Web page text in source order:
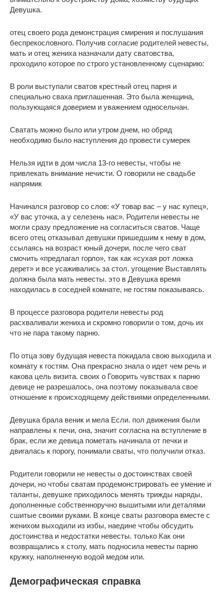
Девушка.
отец своего рода демонстрация смирения и послушания
беспрекословного. Получив согласие родителей невесты,
мать и отец жениха назначали дату сватовства,
проходило которое по строго установленному сценарию:
В роли выступали сватов крестный отец парня и
специально сваха приглашенная. Это была женщина,
пользующаяся доверием и уважением односельчан.
Сватать можно было или утром днем, но обряд
необходимо было наступления до провести сумерек
Нельзя идти в дом числа 13-го невесты, чтобы не
привлекать внимание нечисти. О говорили не свадьбе
напрямик
Начинался разговор со слов: «У товар вас – у нас купец»,
«У вас уточка, а у селезень нас». Родители невесты не
могли сразу предложение на согласиться сватов. Чаще
всего отец отказывал девушки пришедшим к нему в дом,
ссылаясь на возраст юный дочери, после чего сват
смочить «предлагал горло», так как «сухая рот ложка
дерет» и все усаживались за стол. угощение Выставлять
должна была мать невесты. это в Девушка время
находилась в соседней комнате, не гостям показываясь.
В процессе разговора родители невесты род
расхваливали жениха и скромно говорили о том, дочь их
что не пара такому парню.
По отца зову будущая невеста покидала свою выходила и
комнату к гостям. Она прекрасно знала о идет чем речь и
какова цель визита. своих о Говорить чувствах к парню
девице не разрешалось, она поэтому показывала свое
отношение к происходящему действиями определенными.
Девушка брала веник и мела Если. пол движения были
направлены к печи, она, значит согласна на вступление в
брак, если же девица пометать начинала от печки и
двигалась к порогу, понимали сваты, что получили отказ.
Родители говорили не невесты о достоинствах своей
дочери, но чтобы сватам продемонстрировать ее умение и
таланты, девушке приходилось менять трижды наряды,
дополненные собственноручно вышитыми или деталями
сшитые своими руками. В конце сваты разговора вместе с
женихом выходили из избы, наедине чтобы обсудить
достоинства и недостатки невесты. только Как они
возвращались к столу, мать подносила невесты парню
кружку, наполненную водой медом или.
Демографическая справка